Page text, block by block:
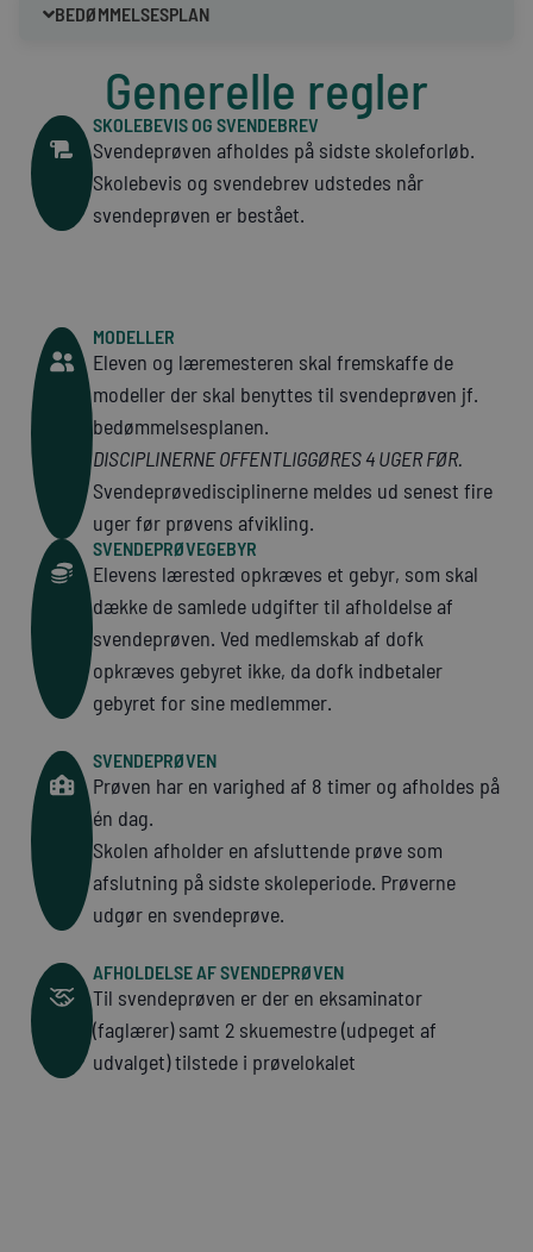
BEDØMMELSESPLAN
Generelle regler
SKOLEBEVIS OG SVENDEBREV
Svendeprøven afholdes på sidste skoleforløb.
Skolebevis og svendebrev udstedes når
svendeprøven er bestået.
MODELLER
Eleven og læremesteren skal fremskaffe de
modeller der skal benyttes til svendeprøven jf.
bedømmelsesplanen.
DISCIPLINERNE OFFENTLIGGØRES 4 UGER FØR.
Svendeprøvedisciplinerne meldes ud senest fire
uger før prøvens afvikling.
SVENDEPRØVEGEBYR
Elevens lærested opkræves et gebyr, som skal
dække de samlede udgifter til afholdelse af
svendeprøven. Ved medlemskab af dofk
opkræves gebyret ikke, da dofk indbetaler
gebyret for sine medlemmer.
SVENDEPRØVEN
Prøven har en varighed af 8 timer og afholdes på
én dag.
Skolen afholder en afsluttende prøve som
afslutning på sidste skoleperiode. Prøverne
udgør en svendeprøve.
AFHOLDELSE AF SVENDEPRØVEN
Til svendeprøven er der en eksaminator
(faglærer) samt 2 skuemestre (udpeget af
udvalget) tilstede i prøvelokalet